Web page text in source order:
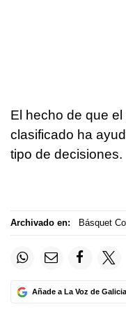
El hecho de que
clasificado ha
tipo de decisiones.
Archivado en: Básquet
Añade a La Voz de